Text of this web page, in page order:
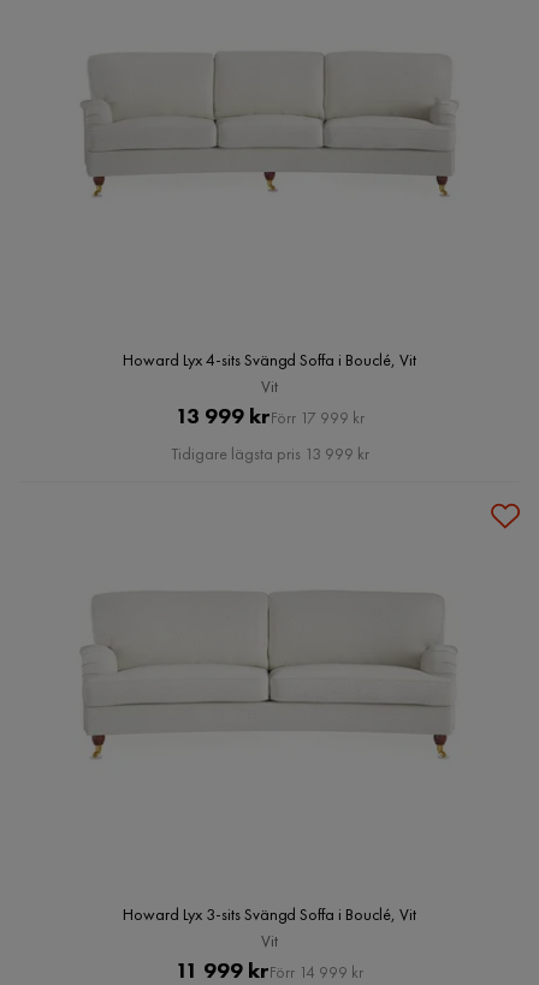
Howard Lyx 4-sits Svängd Soffa i Bouclé, Vit
Vit
Pris
13 999 krOriginal
Pris
Förr 17 999 kr
Tidigare lägsta pris 13 999 kr
Howard Lyx 3-sits Svängd Soffa i Bouclé, Vit
Vit
Pris
11 999 krOriginal
Förr 14 999 kr